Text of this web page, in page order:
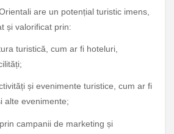
are un potențial turistic imens,
și valorificat prin:
turistică, cum ar fi hoteluri,
și evenimente turistice, cum ar fi
alte evenimente;
campanii de marketing și